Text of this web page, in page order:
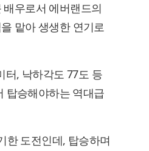
우로서 에버랜드의
맡아 생생한 연기로
터, 낙하각도 77도 등
탑승해야하는 역대급
한 도전인데, 탑승하며